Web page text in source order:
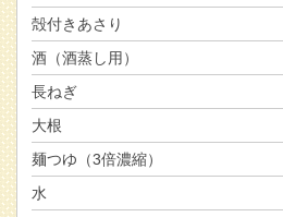
殻付きあさり
酒（酒蒸し用）
長ねぎ
大根
麺つゆ（3倍濃縮）
水